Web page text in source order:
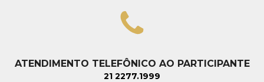
ATENDIMENTO TELEFÔNICO AO PARTICIPANTE
21 2277.1999